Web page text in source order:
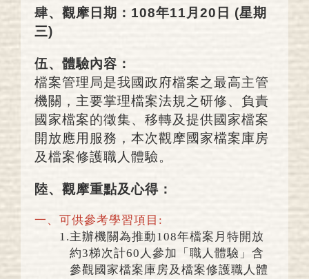
肆、觀摩日期：108年11月20日 (星期
三)
伍、體驗內容：
檔案管理局是我國政府檔案之最高主管
機關，主要掌理檔案法規之研修、負責
國家檔案的徵集、移轉及提供國家檔案
開放應用服務，本次觀摩國家檔案庫房
及檔案修護職人體驗。
陸、觀摩重點及心得：
一、 可供參考學習項目:
1.主辦機關為推動108年檔案月特開放
約3梯次計60人參加「職人體驗」含
參觀國家檔案庫房及檔案修護職人體